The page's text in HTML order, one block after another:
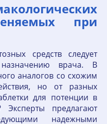
при
средств следует
врача. В
аналогов со схожим
но от разных
для потенции в
Эксперты предлагают
надежными